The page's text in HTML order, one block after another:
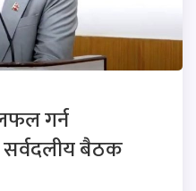
गर्न
सर्वदलीय बैठक